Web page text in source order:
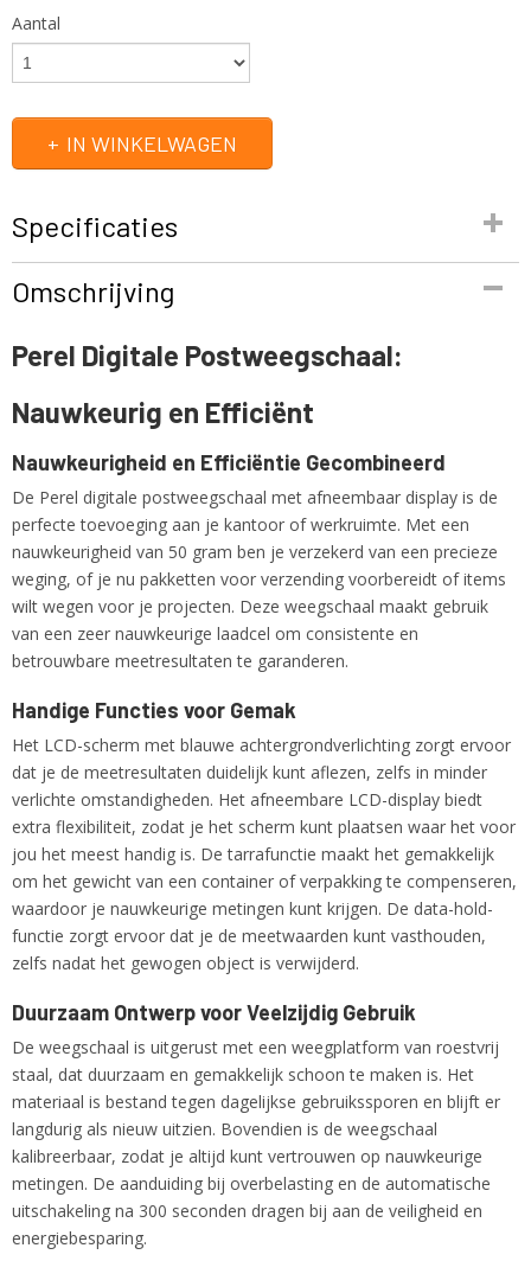
Aantal
IN WINKELWAGEN
Specificaties
VTBAL501
5410329699260
VTBAL501
1,00 Kg
Omschrijving
Perel Digitale Postweegschaal:
Nauwkeurig en Efficiënt
Nauwkeurigheid en Efficiëntie Gecombineerd
De Perel digitale postweegschaal met afneembaar display is de
perfecte toevoeging aan je kantoor of werkruimte. Met een
nauwkeurigheid van 50 gram ben je verzekerd van een precieze
weging, of je nu pakketten voor verzending voorbereidt of items
wilt wegen voor je projecten. Deze weegschaal maakt gebruik
van een zeer nauwkeurige laadcel om consistente en
betrouwbare meetresultaten te garanderen.
Handige Functies voor Gemak
Het LCD-scherm met blauwe achtergrondverlichting zorgt ervoor
dat je de meetresultaten duidelijk kunt aflezen, zelfs in minder
verlichte omstandigheden. Het afneembare LCD-display biedt
extra flexibiliteit, zodat je het scherm kunt plaatsen waar het voor
jou het meest handig is. De tarrafunctie maakt het gemakkelijk
om het gewicht van een container of verpakking te compenseren,
waardoor je nauwkeurige metingen kunt krijgen. De data-hold-
functie zorgt ervoor dat je de meetwaarden kunt vasthouden,
zelfs nadat het gewogen object is verwijderd.
Duurzaam Ontwerp voor Veelzijdig Gebruik
De weegschaal is uitgerust met een weegplatform van roestvrij
staal, dat duurzaam en gemakkelijk schoon te maken is. Het
materiaal is bestand tegen dagelijkse gebruikssporen en blijft er
langdurig als nieuw uitzien. Bovendien is de weegschaal
kalibreerbaar, zodat je altijd kunt vertrouwen op nauwkeurige
metingen. De aanduiding bij overbelasting en de automatische
uitschakeling na 300 seconden dragen bij aan de veiligheid en
energiebesparing.